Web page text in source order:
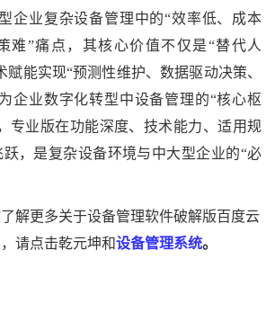
企业复杂设备管理中的“效率低、成本
难”痛点，其核心价值不仅是“替代人
赋能实现“预测性维护、数据驱动决策、
企业数字化转型中设备管理的“核心枢
专业版在功能深度、技术能力、适用规
，是复杂设备环境与中大型企业的“必
了解更多关于设备管理软件破解版百度云
请点击乾元坤和设备管理系统。